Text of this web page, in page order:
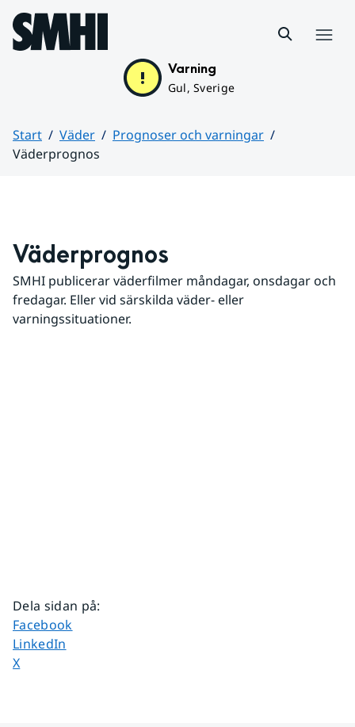
Hoppa till sidans innehåll
Varning
Gul, Sverige
Start Väder
Prognoser och varningar
Väderprognos
Väderprognos
SMHI publicerar väderfilmer måndagar, onsdagar och
fredagar. Eller vid särskilda väder- eller
varningssituationer.
Dela sidan på:
Dela sidan på
Facebook
Dela sidan på
LinkedIn
Dela sidan på
X